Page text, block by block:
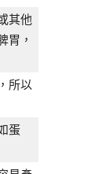
其他
胃，
所以
蛋